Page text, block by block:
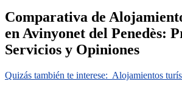
Comparativa de
en Avinyonet del Penedès:
Servicios y Opiniones
Quizás también te interese: Alojamientos